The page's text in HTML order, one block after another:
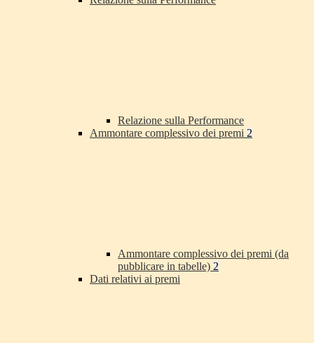
Relazione sulla Performance
Ammontare complessivo dei premi 2
Ammontare complessivo dei premi (da
pubblicare in tabelle) 2
Dati relativi ai premi